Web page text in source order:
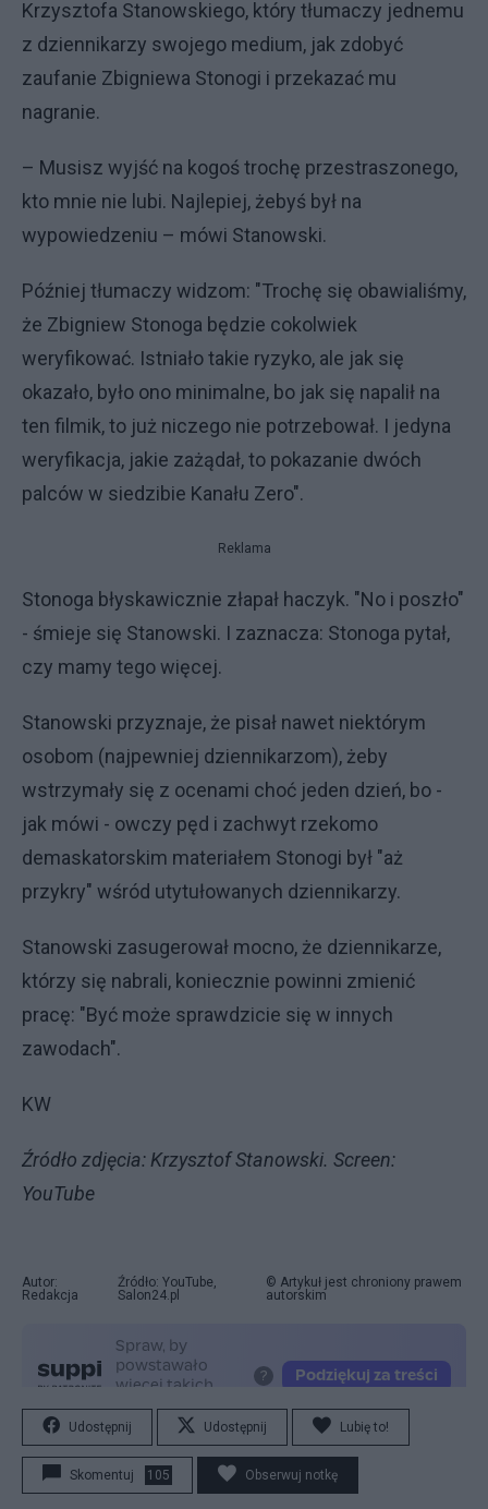
Krzysztofa Stanowskiego, który tłumaczy jednemu
z dziennikarzy swojego medium, jak zdobyć
zaufanie Zbigniewa Stonogi i przekazać mu
nagranie.
– Musisz wyjść na kogoś trochę przestraszonego,
kto mnie nie lubi. Najlepiej, żebyś był na
wypowiedzeniu – mówi Stanowski.
Później tłumaczy widzom: "Trochę się obawialiśmy,
że Zbigniew Stonoga będzie cokolwiek
weryfikować. Istniało takie ryzyko, ale jak się
okazało, było ono minimalne, bo jak się napalił na
ten filmik, to już niczego nie potrzebował. I jedyna
weryfikacja, jakie zażądał, to pokazanie dwóch
palców w siedzibie Kanału Zero".
Reklama
Stonoga błyskawicznie złapał haczyk. "No i poszło"
- śmieje się Stanowski. I zaznacza: Stonoga pytał,
czy mamy tego więcej.
Stanowski przyznaje, że pisał nawet niektórym
osobom (najpewniej dziennikarzom), żeby
wstrzymały się z ocenami choć jeden dzień, bo -
jak mówi - owczy pęd i zachwyt rzekomo
demaskatorskim materiałem Stonogi był "aż
przykry" wśród utytułowanych dziennikarzy.
Stanowski zasugerował mocno, że dziennikarze,
którzy się nabrali, koniecznie powinni zmienić
pracę: "Być może sprawdzicie się w innych
zawodach".
KW
Źródło zdjęcia: Krzysztof Stanowski. Screen:
YouTube
Autor:
Redakcja
Źródło: YouTube,
Salon24.pl
© Artykuł jest chroniony prawem
autorskim
Udostępnij Udostępnij Lubię to!
Skomentuj 105 Obserwuj notkę